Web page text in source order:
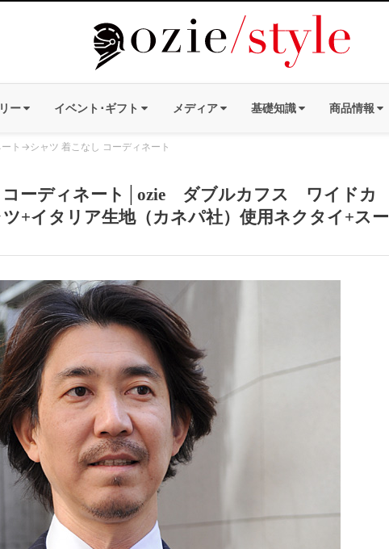
ー イベント･ギフト メディア 基礎知識 商品情報
ト → シャツ 着こなし コーディネート
コーディネート│ozie ダブルカフス ワイドカ
+イタリア生地（カネパ社）使用ネクタイ+スー